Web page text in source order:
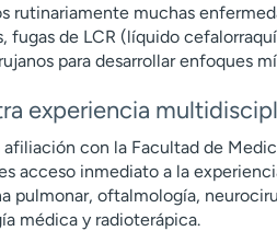
rutinariamente muchas
fugas de LCR (líquido
para desarrollar enfoques
experiencia
afiliación con la Facultad de
acceso inmediato a la
pulmonar, oftalmología,
médica y radioterápica.